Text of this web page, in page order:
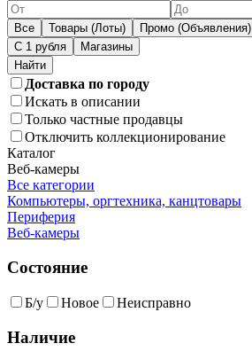
Все Товары (Лоты) Промо (Объявления)
С 1 рубля
Магазины
Доставка по городу
Искать в описании
Только частные продавцы
Отключить коллекционирование
Каталог
Веб-камеры
Все категории
Компьютеры, оргтехника, канцтовары
Периферия
Веб-камеры
Состояние
Б/у Новое Неисправно
Наличие